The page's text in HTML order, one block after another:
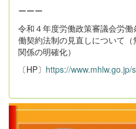
ーーー
令和４年度労働政策審議会労
働契約法制の見直しについて
関係の明確化）
〔HP〕 https://